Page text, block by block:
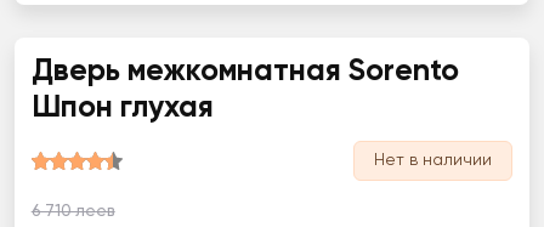
Дверь межкомнатная Sorento
Шпон глухая
Нет в наличии
6 710 леев